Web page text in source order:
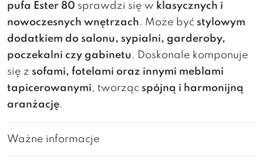
pufa Ester 80 sprawdzi się w klasycznych i
nowoczesnych wnętrzach. Może być stylowym
dodatkiem do salonu, sypialni, garderoby,
poczekalni czy gabinetu. Doskonale komponuje
się z sofami, fotelami oraz innymi meblami
tapicerowanymi, tworząc spójną i harmonijną
aranżację.
Ważne informacje